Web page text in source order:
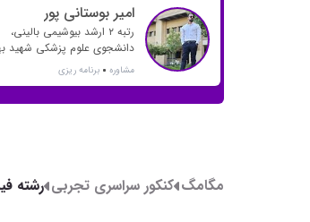
امیر بوستانی پور
رتبه ۲ ارشد بیوشیمی بالینی،
دانشجوی علوم پزشکی شهید
مشاوره برنامه ریزی
مگامگ کنکور سراسری تجربی رشته